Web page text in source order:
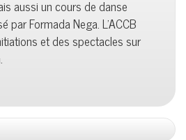
aussi un cours de danse
par Formada Nega. L'ACCB
et des spectacles sur